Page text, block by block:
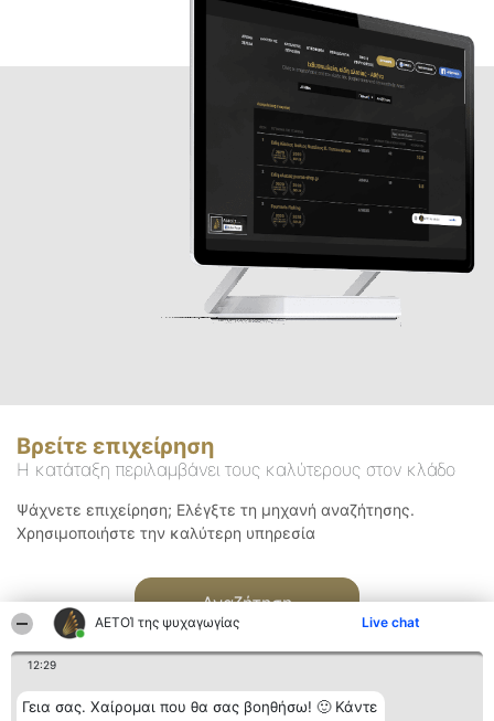
ΑΕΤΟΊ της ψυχαγωγίας Live chat
12:29
Γεια σας. Χαίρομαι που θα σας βοηθήσω! 🙂 Κάντε
Βρείτε επιχείρηση
Η κατάταξη περιλαμβάνει τους καλύτερους στον κλάδο
Ψάχνετε επιχείρηση; Ελέγξτε τη μηχανή αναζήτησης.
Χρησιμοποιήστε την καλύτερη υπηρεσία
Αναζήτηση